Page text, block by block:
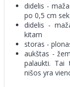
didelis -
po 0,5 cm
didelis -
kitam
storas -
aukštas -
palaukti. Tai
nišos yra